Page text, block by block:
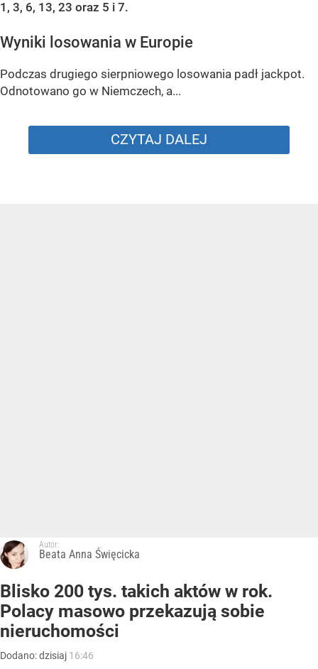
1, 3, 6, 13, 23 oraz 5 i 7.
Wyniki losowania w Europie
Podczas drugiego sierpniowego losowania padł jackpot.
Odnotowano go w Niemczech, a...
CZYTAJ DALEJ
Autor:
Beata Anna Święcicka
Blisko 200 tys. takich aktów w rok.
Polacy masowo przekazują sobie
nieruchomości
Dodano:dzisiaj 16:46